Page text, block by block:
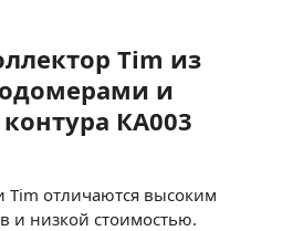
Tim из
и
КA003
Tim отличаются высоким
и низкой стоимостью.